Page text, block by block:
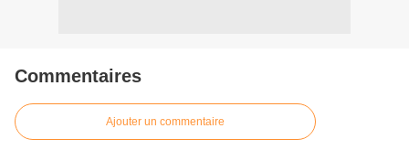
Commentaires
Ajouter un commentaire